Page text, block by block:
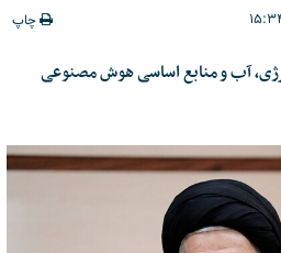
چاپ
آب و منابع اساسی هوش مصنوعی